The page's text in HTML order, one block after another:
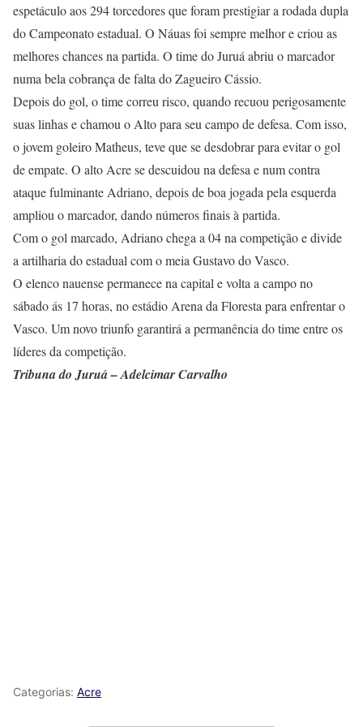
espetáculo aos 294 torcedores que foram prestigiar a rodada dupla
do Campeonato estadual. O Náuas foi sempre melhor e criou as
melhores chances na partida. O time do Juruá abriu o marcador
numa bela cobrança de falta do Zagueiro Cássio.
Depois do gol, o time correu risco, quando recuou perigosamente
suas linhas e chamou o Alto para seu campo de defesa. Com isso,
o jovem goleiro Matheus, teve que se desdobrar para evitar o gol
de empate. O alto Acre se descuidou na defesa e num contra
ataque fulminante Adriano, depois de boa jogada pela esquerda
ampliou o marcador, dando números finais à partida.
Com o gol marcado, Adriano chega a 04 na competição e divide
a artilharia do estadual com o meia Gustavo do Vasco.
O elenco nauense permanece na capital e volta a campo no
sábado ás 17 horas, no estádio Arena da Floresta para enfrentar o
Vasco. Um novo triunfo garantirá a permanência do time entre os
líderes da competição.
Tribuna do Juruá – Adelcimar Carvalho
Categorias: Acre